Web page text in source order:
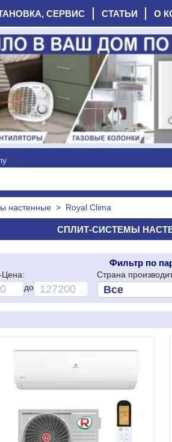
СЕРВИС СТАТЬИ О
настенные > Royal Clima
СПЛИТ-СИСТЕМЫ
Фильтр по
Цена:
до
Страна